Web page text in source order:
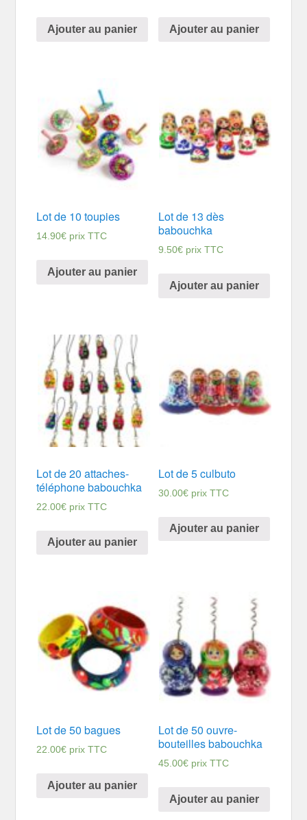
Ajouter au panier Ajouter au panier
Lot de 10 toupies
14.90€ prix TTC
Ajouter au panier
Lot de 13 dès
babouchka
9.50€ prix TTC
Ajouter au panier
Lot de 20 attaches-
téléphone babouchka
22.00€ prix TTC
Ajouter au panier
Lot de 5 culbuto
30.00€ prix TTC
Ajouter au panier
Lot de 50 bagues
22.00€ prix TTC
Ajouter au panier
Lot de 50 ouvre-
bouteilles babouchka
45.00€ prix TTC
Ajouter au panier